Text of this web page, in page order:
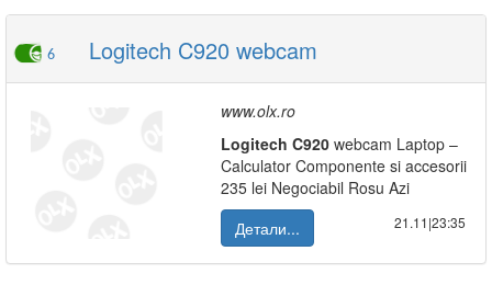
6 Logitech C920 webcam
www.olx.ro
Logitech C920 webcam Laptop –
Calculator Componente si accesorii
235 lei Negociabil Rosu Azi
Детали...
21.11|23:35